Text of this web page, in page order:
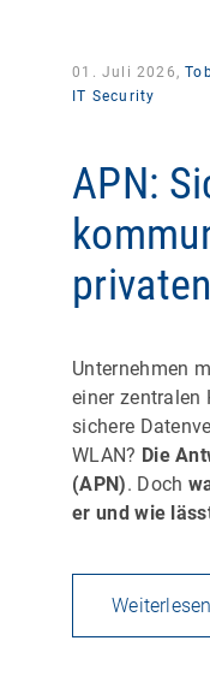
01. Juli 2026,
IT Security
APN:
Unternehmen
einer zentralen
sichere
WLAN? Die
(APN). Doch
er und wie
Weiterlesen